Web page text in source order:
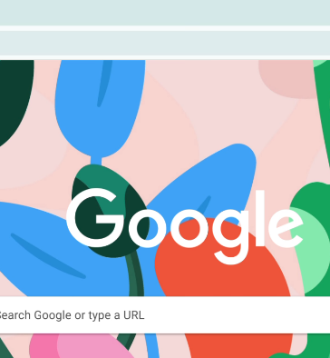
işlem
hı ı
Chrome iyi performans gösterecek şekilde
Tasarrufu ve Bellek Tasarrufu gibi özelliklerle
edebilirsiniz.